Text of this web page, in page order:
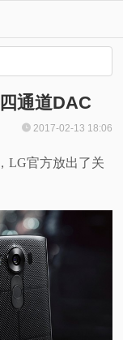
通道DAC
2017-02-13 18:06
LG官方放出了关